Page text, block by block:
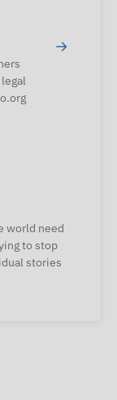
→
world need
to stop
stories